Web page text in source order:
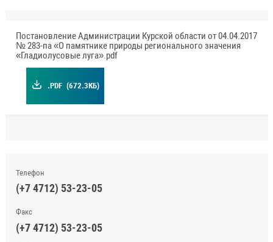
Постановление Администрации Курской области от 04.04.2017
№ 283-па «О памятнике природы регионального значения
«Гладиолусовые луга».pdf
.PDF (672.3КБ)
Телефон
(+7 4712) 53-23-05
Факс
(+7 4712) 53-23-05